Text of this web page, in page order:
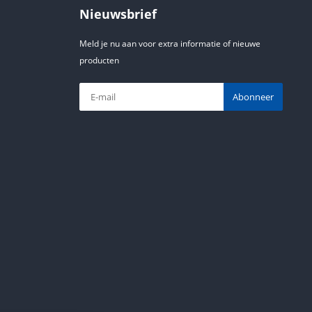
Nieuwsbrief
Meld je nu aan voor extra informatie of nieuwe
producten
Abonneer